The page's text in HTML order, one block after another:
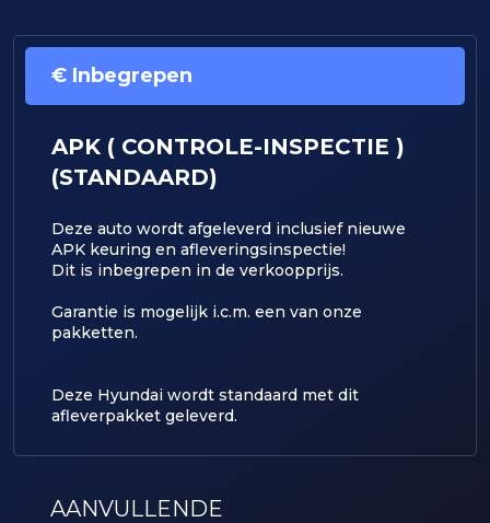
€ Inbegrepen
APK ( CONTROLE-INSPECTIE )
(STANDAARD)
Deze auto wordt afgeleverd inclusief nieuwe
APK keuring en afleveringsinspectie!
Dit is inbegrepen in de verkoopprijs.
​Garantie is mogelijk i.c.m. een van onze
pakketten.
Deze Hyundai wordt standaard met dit
afleverpakket geleverd.
AANVULLENDE